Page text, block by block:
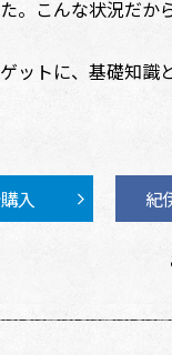
。こんな状況だか
ットに、基礎知識
入 紀